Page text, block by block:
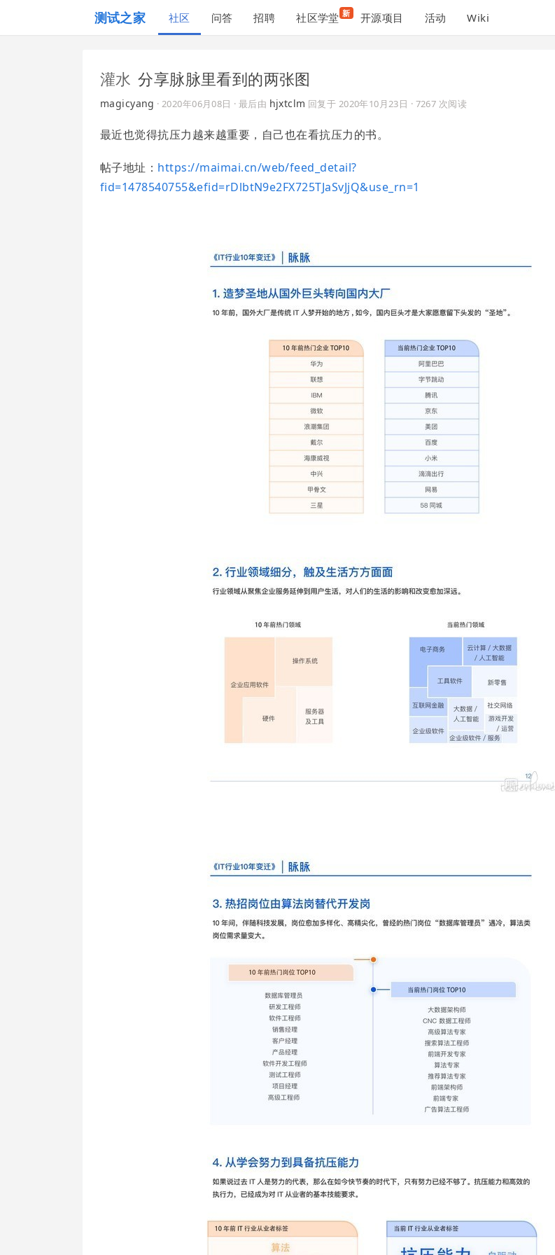
测试之家 社区 问答 招聘 社区学堂 新 开源项目 活动 Wiki
灌水 分享脉脉里看到的两张图
magicyang ·2020年06月08日 · 最后由 hjxtclm 回复于 2020年10月23日 · 7267 次阅读
最近也觉得抗压力越来越重要，自己也在看抗压力的书。
帖子地址： https://maimai.cn/web/feed_detail?
fid=1478540755&efid=rDlbtN9e2FX725TJaSvJjQ&use_rn=1